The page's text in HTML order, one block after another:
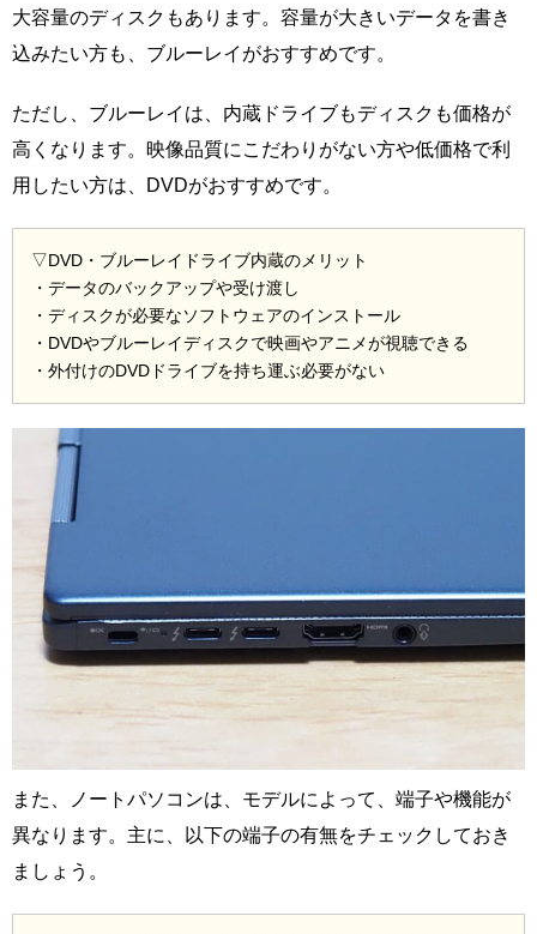
大容量のディスクもあります。容量が大きいデータを書き
込みたい方も、ブルーレイがおすすめです。
ただし、ブルーレイは、内蔵ドライブもディスクも価格が
高くなります。映像品質にこだわりがない方や低価格で利
用したい方は、DVDがおすすめです。
▽DVD・ブルーレイドライブ内蔵のメリット
・データのバックアップや受け渡し
・ディスクが必要なソフトウェアのインストール
・DVDやブルーレイディスクで映画やアニメが視聴できる
・外付けのDVDドライブを持ち運ぶ必要がない
また、ノートパソコンは、モデルによって、端子や機能が
異なります。主に、以下の端子の有無をチェックしておき
ましょう。